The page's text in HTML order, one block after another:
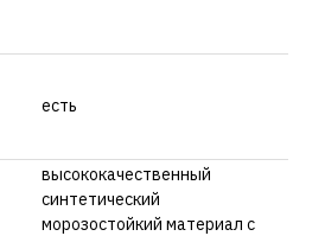
есть
высококачественный
синтетический
морозостойкий материал с